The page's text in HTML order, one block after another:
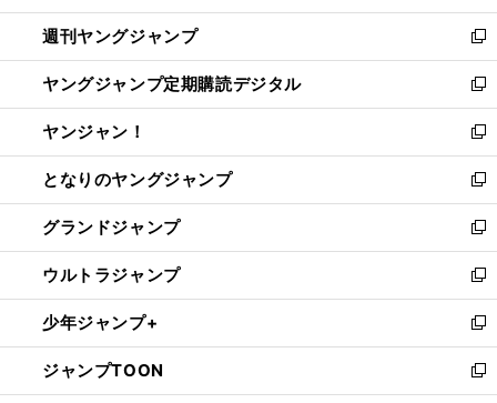
開
く
ウ
で
開
く
ン
ド
ウ
で
開
く
ウ
ィ
ン
ド
ウ
で
開
く
週刊ヤングジャンプ
新
し
い
ウ
ィ
ン
ド
ウ
で
開
く
ヤングジャンプ定期購読デジタル
新
し
い
ウ
ィ
ン
ド
ウ
で
開
く
ヤンジャン！
新
し
い
ウ
ィ
ン
ド
ウ
で
開
く
となりのヤングジャンプ
新
し
い
ウ
ィ
ン
ド
ウ
で
開
グランドジャンプ
新
し
い
ウ
ィ
ン
ド
ウ
ウルトラジャンプ
新
し
い
ウ
ィ
ン
少年ジャンプ+
新
し
い
ウ
ジャンプTOON
新
し